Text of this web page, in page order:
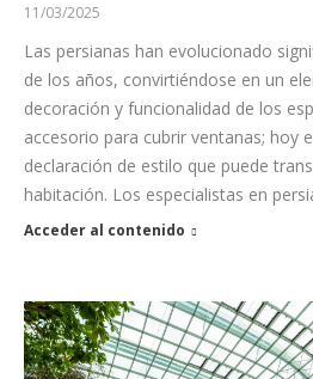
11/03/2025
Las persianas han evolucionado
de los años, convirtiéndose en un
decoración y funcionalidad de los
accesorio para cubrir ventanas; hoy
declaración de estilo que puede
habitación. Los especialistas en
Acceder al contenido